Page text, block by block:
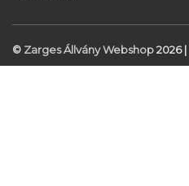
© Zarges Állvány Webshop2026 |